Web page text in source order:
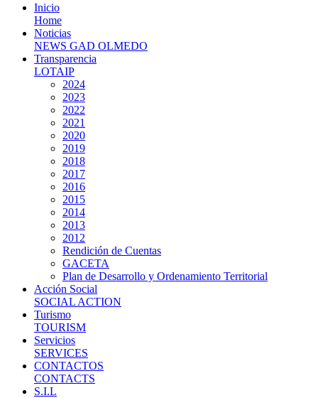
Inicio
Home
Noticias
NEWS GAD OLMEDO
Transparencia
LOTAIP
2024
2023
2022
2021
2020
2019
2018
2017
2016
2015
2014
2013
2012
Rendición de Cuentas
GACETA
Plan de Desarrollo y Ordenamiento Territorial
Acción Social
SOCIAL ACTION
Turismo
TOURISM
Servicios
SERVICES
CONTACTOS
CONTACTS
S.I.L